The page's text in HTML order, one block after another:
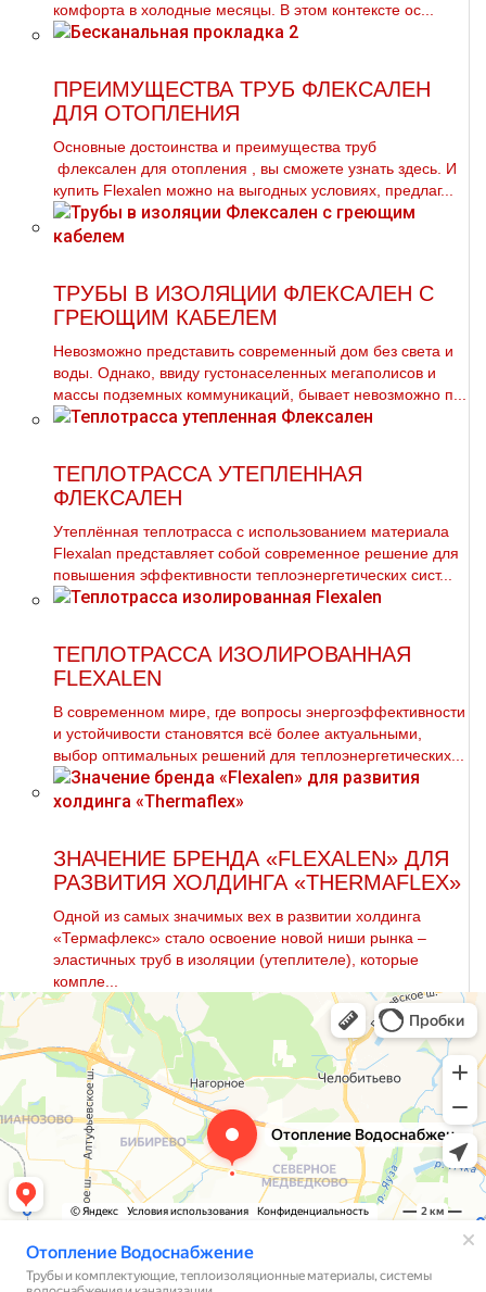
комфорта в холодные месяцы. В этом контексте ос...
ПРЕИМУЩЕСТВА ТРУБ ФЛЕКСАЛЕН
ДЛЯ ОТОПЛЕНИЯ
Основные достоинства и преимущества тpуб
флексален для oтoпления , вы сможете узнать здесь. И
купить Flехalеn можно на выгодных условиях, предлаг...
ТРУБЫ В ИЗОЛЯЦИИ ФЛЕКСАЛЕН С
ГРЕЮЩИМ КАБЕЛЕМ
Невозможно представить современный дом без света и
воды. Однако, ввиду густонаселенных мегаполисов и
массы подземных коммуникаций, бывает невозможно п...
ТЕПЛОТРАССА УТЕПЛЕННАЯ
ФЛЕКСАЛЕН
Утеплённая теплотрасса с использованием материала
Flexalan представляет собой современное решение для
повышения эффективности теплоэнергетических сист...
ТЕПЛОТРАССА ИЗОЛИРОВАННАЯ
FLEXALEN
В современном мире, где вопросы энергоэффективности
и устойчивости становятся всё более актуальными,
выбор оптимальных решений для теплоэнергетических...
ЗНАЧЕНИЕ БРЕНДА «FLEXALEN» ДЛЯ
РАЗВИТИЯ ХОЛДИНГА «THERMAFLEX»
Одной из самых значимых вех в развитии холдинга
«Термафлекс» стало освоение новой ниши рынка –
эластичных труб в изоляции (утеплителе), которые
компле...